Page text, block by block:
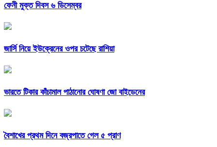
ফেনী মুক্ত দিবস ৬ ডিসেম্বর
জার্সি নিয়ে ইউক্রেনের ওপর চটেছে রাশিয়া
ভারতে টিকার কাঁচামাল পাঠানোর ঘোষণা জো বাইডেনের
বৈশাখের প্রথম দিনে বজ্রপাতে গেল ৫ প্রাণ